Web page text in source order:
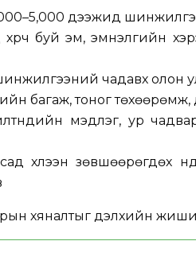
дээжид шинжилгээ
буй эм, эмнэлгийн
чадавх олон
багаж, тоног төхөөрөмж,
мэдлэг, ур
хүлээн зөвшөөрөгдөх
хяналтыг дэлхийн жишиг